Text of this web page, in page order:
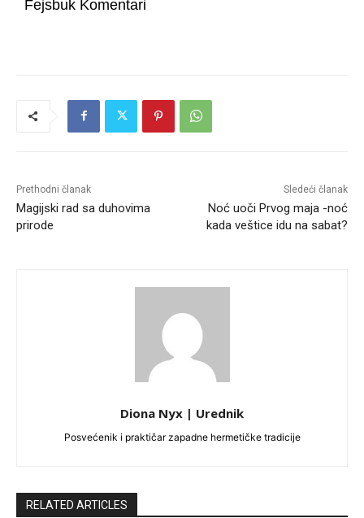
Fejsbuk Komentari
Prethodni članak
Magijski rad sa duhovima
prirode
Sledeći članak
Noć uoči Prvog maja -noć
kada veštice idu na sabat?
Diona Nyx | Urednik
Posvećenik i praktičar zapadne hermetičke tradicije
RELATED ARTICLES